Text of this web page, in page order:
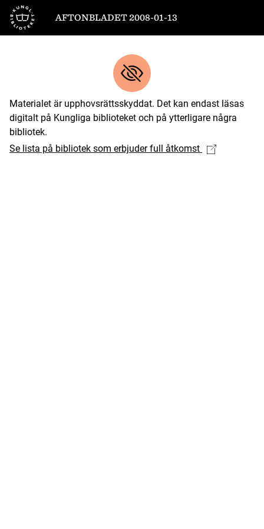
Till startsidan
AFTONBLADET 2008-01-13
Materialet är upphovsrättsskyddat. Det kan endast läsas
digitalt på Kungliga biblioteket och på ytterligare några
bibliotek.
Se lista på bibliotek som erbjuder full åtkomst